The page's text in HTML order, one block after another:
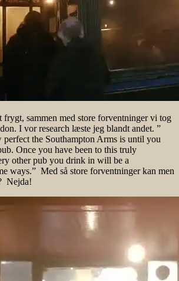
frygt, sammen med store forventninger vi tog
I vor research læste jeg blandt andet. ”
perfect the Southampton Arms is until you
Once you have been to this truly
other pub you drink in will be a
ways.” Med så store forventninger kan men
Nejda!